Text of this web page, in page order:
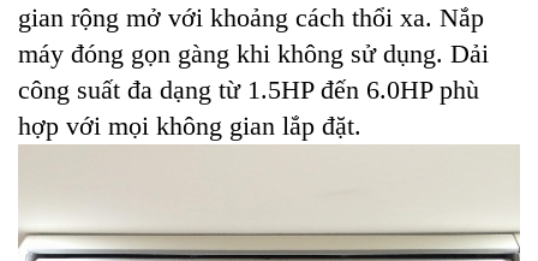
gian rộng mở với khoảng cách thổi xa. Nắp
máy đóng gọn gàng khi không sử dụng. Dải
công suất đa dạng từ 1.5HP đến 6.0HP phù
hợp với mọi không gian lắp đặt.